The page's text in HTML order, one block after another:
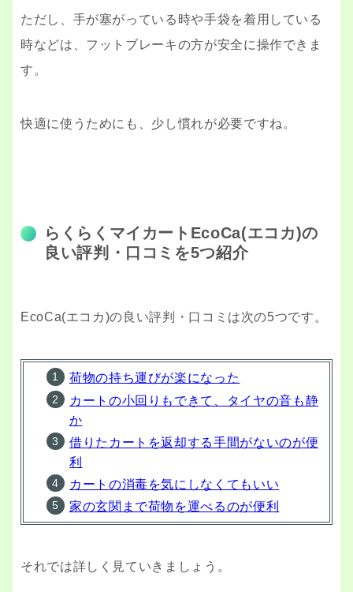
ただし、手が塞がっている時や手袋を着用している
時などは、フットブレーキの方が安全に操作できま
す。
快適に使うためにも、少し慣れが必要ですね。
らくらくマイカートEcoCa(エコカ)の
良い評判・口コミを5つ紹介
EcoCa(エコカ)の良い評判・口コミは次の5つです。
荷物の持ち運びが楽になった
カートの小回りもできて、タイヤの音も静
か
借りたカートを返却する手間がないのが便
利
カートの消毒を気にしなくてもいい
家の玄関まで荷物を運べるのが便利
それでは詳しく見ていきましょう。